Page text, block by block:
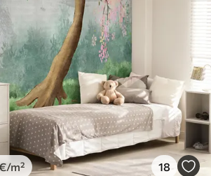
/m² 18